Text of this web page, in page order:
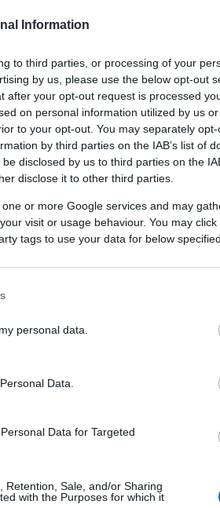
Information
to third parties, or processing of your
by us, please use the below opt-out
after your opt-out request is processed
on personal information utilized by us
to your opt-out. You may separately
by third parties on the IAB’s list of
disclosed by us to third parties on the
disclose it to other third parties.
or more Google services and may
visit or usage behaviour. You may
tags to use your data for below
personal data.
Data.
Data for Targeted
Retention, Sale, and/or Sharing
with the Purposes for which it
kell fizetni. Emellett a
a következő
Három nyulak
képeslap tökéletes